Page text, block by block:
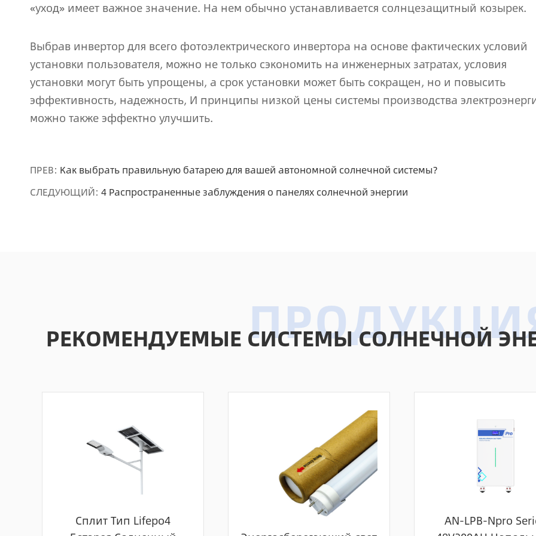
«уход» имеет важное значение. На нем обычно устанавливается солнцезащитный козырек.
Выбрав инвертор для всего фотоэлектрического инвертора на основе фактических условий
установки пользователя, можно не только сэкономить на инженерных затратах, условия
установки могут быть упрощены, а срок установки может быть сокращен, но и повысить
эффективность, надежность, И принципы низкой цены системы производства
можно также эффектно улучшить.
ПРЕВ: Как выбрать правильную батарею для вашей автономной солнечной системы?
СЛЕДУЮЩИЙ: 4 Распространенные заблуждения о панелях солнечной энергии
РЕКОМЕНДУЕМЫЕ СИСТЕМЫ СОЛНЕЧНОЙ
Сплит Тип Lifepo4
AN-LPB-Npro